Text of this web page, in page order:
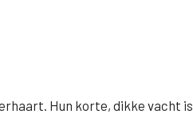
Hun korte, dikke vacht is